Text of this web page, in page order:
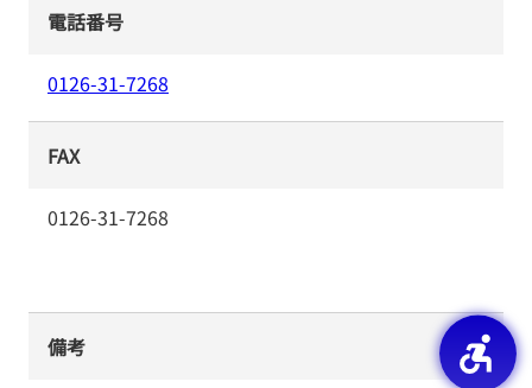
電話番号
0126-31-7268
FAX
0126-31-7268
備考